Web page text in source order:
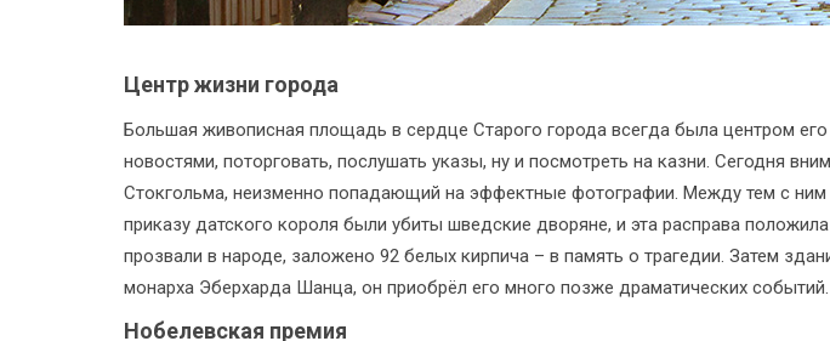
Центр жизни города
Большая живописная площадь в сердце Старого города всегда была центром
новостями, поторговать, послушать указы, ну и посмотреть на казни. Сегодня
Стокгольма, неизменно попадающий на эффектные фотографии. Между тем с
приказу датского короля были убиты шведские дворяне, и эта расправа
прозвали в народе, заложено 92 белых кирпича – в память о трагедии. Затем
монарха Эберхарда Шанца, он приобрёл его много позже драматических событий.
Нобелевская премия